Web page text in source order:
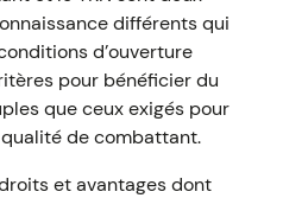
différents qui
d’ouverture
pour bénéficier du
que ceux exigés pour
de combattant.
et avantages dont